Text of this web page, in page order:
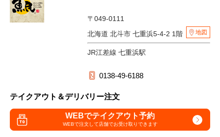
〒049-0111
北海道 北斗市 七重浜5-4-2 1階
地図
JR江差線 七重浜駅
0138-49-6188
テイクアウト＆デリバリー注文
WEBでテイクアウト予約
WEBで注文して店舗でお受け取りできます